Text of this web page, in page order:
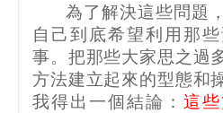
為了解決這些問題
自己到底希望利用那
事。把那些大家思之過
方法建立起來的型態和
我得出一個結論： 這